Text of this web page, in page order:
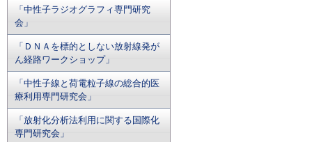
「中性子ラジオグラフィ専門研究
会」
「ＤＮＡを標的としない放射線発が
ん経路ワークショップ」
「中性子線と荷電粒子線の総合的医
療利用専門研究会」
「放射化分析法利用に関する国際化
専門研究会」